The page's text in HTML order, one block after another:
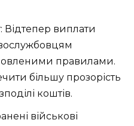
Відтепер виплати
правилами.
більшу прозорість
коштів.
військові